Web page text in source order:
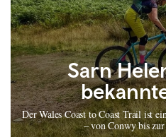
Sarn
Der Wales Coast to Coast Trail ist
– von Conwy bis